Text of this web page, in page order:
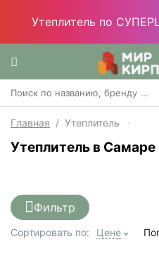
Утеплитель по
Главная / Утеплитель
Утеплитель в Самаре
Фильтр
Сортировать по: Цене